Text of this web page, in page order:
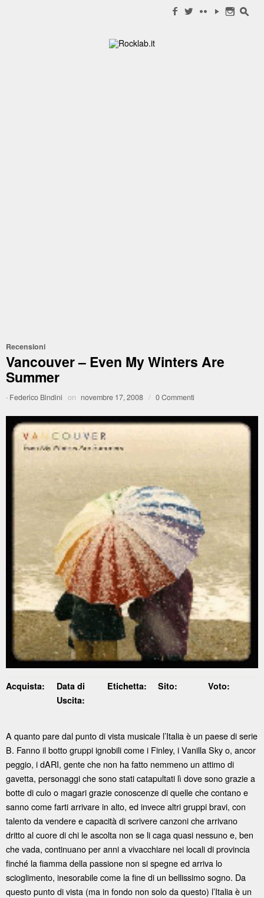
f w c y n s
Recensioni
Vancouver – Even My Winters Are
Summer
· Federico Bindini on novembre 17, 2008 / 0 Commenti
Acquista:
Data di
Uscita:
Etichetta: Sito: Voto:
A quanto pare dal punto di vista musicale l’Italia è un paese di serie
B. Fanno il botto gruppi ignobili come i Finley, i Vanilla Sky o, ancor
peggio, i dARI, gente che non ha fatto nemmeno un attimo di
gavetta, personaggi che sono stati catapultati lì dove sono grazie a
botte di culo o magari grazie conoscenze di quelle che contano e
sanno come farti arrivare in alto, ed invece altri gruppi bravi, con
talento da vendere e capacità di scrivere canzoni che arrivano
dritto al cuore di chi le ascolta non se li caga quasi nessuno e, ben
che vada, continuano per anni a vivacchiare nei locali di provincia
finché la fiamma della passione non si spegne ed arriva lo
scioglimento, inesorabile come la fine di un bellissimo sogno. Da
questo punto di vista (ma in fondo non solo da questo) l’Italia è un